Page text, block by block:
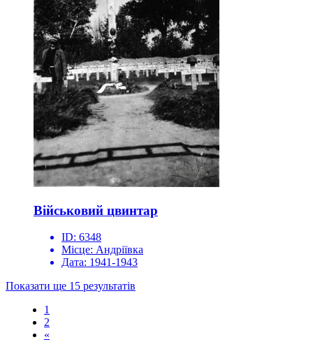
Військовий цвинтар
ID: 6348
Місце: Андріївка
Дата: 1941-1943
Показати ще 15 результатів
1
2
«